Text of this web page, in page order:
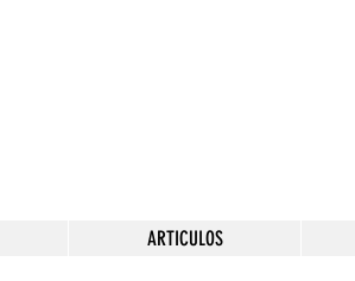
ARTICULOS